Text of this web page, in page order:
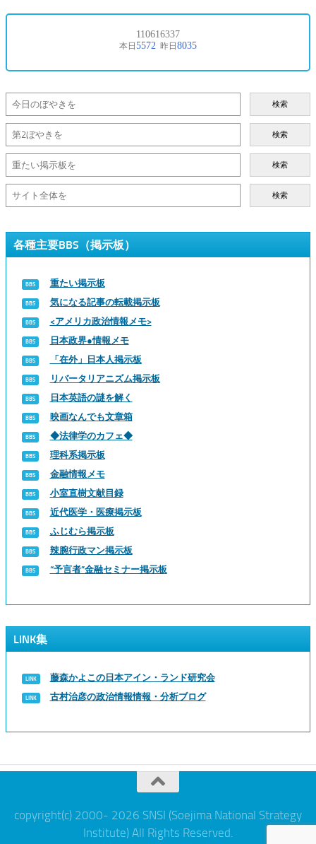
検索
検索
検索
検索
各種主要BBS（掲示板）
重たい掲示板
気になる記事の転載掲示板
<アメリカ政治情報メモ>
日本政界●情報メモ
「在外」日本人掲示板
リバータリアニズム掲示板
日本英語の謎を解く
映画なんでも文章箱
◆法律学のカフェ◆
理科系掲示板
金融情報メモ
小室直樹文献目録
近代医学・医療掲示板
ふじむら掲示板
辣腕行政マン掲示板
“予言者”金融セミナー掲示板
LINK集
藤森かよこの日本アイン・ランド研究会
古村治彦の政治情報情報・分析ブログ
copyright(c) 2000- 2026 SNSI (Soejima National Strategy
Institute) All Rights Reserved.